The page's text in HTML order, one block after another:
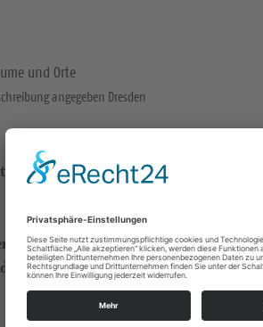
und Orte
angegeben Dresden
Sonstige
Gottesdienste
https://
fiedlerstrasse-